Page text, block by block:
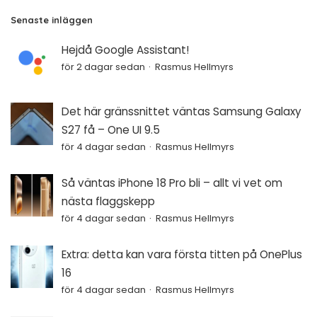
Senaste inläggen
Hejdå Google Assistant!
för 2 dagar sedan Rasmus Hellmyrs
Det här gränssnittet väntas Samsung Galaxy
S27 få – One UI 9.5
för 4 dagar sedan Rasmus Hellmyrs
Så väntas iPhone 18 Pro bli – allt vi vet om
nästa flaggskepp
för 4 dagar sedan Rasmus Hellmyrs
Extra: detta kan vara första titten på OnePlus
16
för 4 dagar sedan Rasmus Hellmyrs